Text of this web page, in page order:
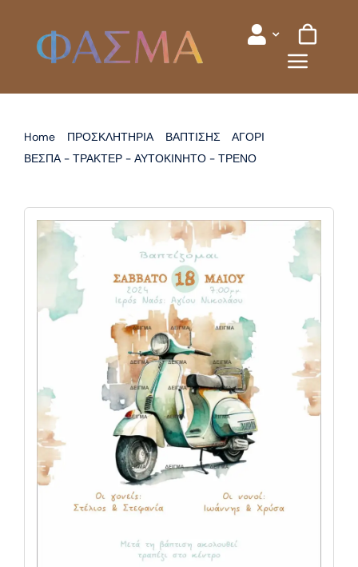
content
Home ΠΡΟΣΚΛΗΤΗΡΙΑ ΒΑΠΤΙΣΗΣ
ΑΓΟΡΙ
ΒΕΣΠΑ - ΤΡΑΚΤΕΡ - ΑΥΤΟΚΙΝΗΤΟ - ΤΡΕΝΟ